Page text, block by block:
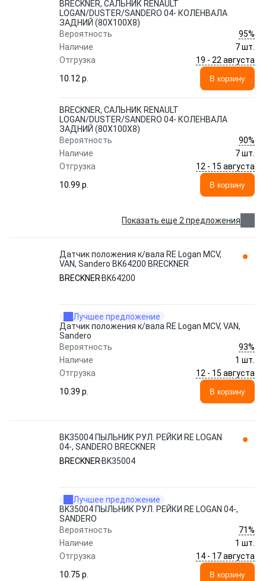
BRECKNER, САЛЬНИК RENAULT
LOGAN/DUSTER/SANDERO 04- КОЛЕНВАЛА
ЗАДНИЙ (80X100X8)
Вероятность
95%
Наличие
7 шт.
Отгрузка
19 - 22 августа
10.12 p.
В корзину
BRECKNER, САЛЬНИК RENAULT
LOGAN/DUSTER/SANDERO 04- КОЛЕНВАЛА
ЗАДНИЙ (80X100X8)
Вероятность
90%
Наличие
7 шт.
Отгрузка
12 - 15 августа
10.99 p.
В корзину
Показать еще 2 предложения
Датчик положения к/вала RE Logan MCV,
VAN, Sandero BK64200 BRECKNER
BRECKNER BK64200
Лучшее предложение
Датчик положения к/вала RE Logan MCV, VAN,
Sandero
Вероятность
93%
Наличие
1 шт.
Отгрузка
12 - 15 августа
10.39 p.
В корзину
BK35004 ПЫЛЬНИК РУЛ. РЕЙКИ RE LOGAN
04-, SANDERO BRECKNER
BRECKNER BK35004
Лучшее предложение
BK35004 ПЫЛЬНИК РУЛ. РЕЙКИ RE LOGAN 04-,
SANDERO
Вероятность
71%
Наличие
1 шт.
Отгрузка
14 - 17 августа
10.75 p.
В корзину